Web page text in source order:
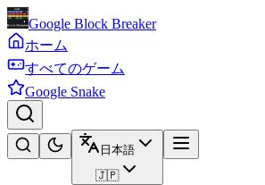
Google Block Breaker
ホーム
すべてのゲーム
Google Snake
日本語
🇯🇵